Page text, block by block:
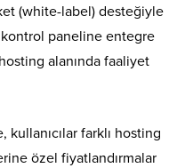
(white-label) desteğiyle
paneline entegre
alanında faaliyet
farklı hosting
özel fiyatlandırmalar